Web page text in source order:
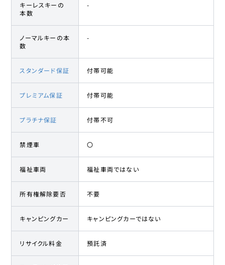
キーレスキーの
本数
-
ノーマルキーの本
数
-
スタンダード保証 付帯可能
プレミアム保証 付帯可能
プラチナ保証 付帯不可
禁煙車 〇
福祉車両 福祉車両ではない
所有権解除要否 不要
キャンピングカー キャンピングカーではない
リサイクル料金 預託済